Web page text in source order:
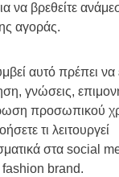
να βρεθείτε
αγοράς.
αυτό πρέπει να
γνώσεις,
προσωπικού
τι λειτουργεί
στα social
fashion brand.